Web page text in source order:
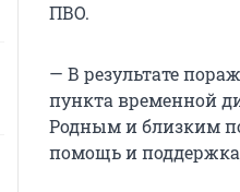
ПВО.
— В результате
пункта временной
Родным и близким
помощь и